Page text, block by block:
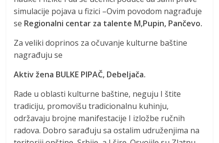
simulacije pojava u fizici –Ovim povodom nagrađuje
se Regionalni centar za talente M,Pupin, Pančevo.
Za veliki doprinos za očuvanje kulturne baštine
nagrađuju se
Aktiv žena BULKE PIPAČ, Debeljača.
Rade u oblasti kulturne baštine, neguju I štite
tradiciju, promovišu tradicionalnu kuhinju,
održavaju brojne manifestacije I izložbe ručnih
radova. Dobro sarađuju sa ostalim udruženjima na